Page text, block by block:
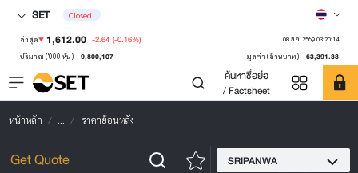
SET Closed
ล่าสุด 1,612.00 -2.64 (-0.16%) 08 ส.ค. 2569 03:20:14
ปริมาณ ('000 หุ้น) 9,800,107 มูลค่า (ล้านบาท) 63,391.38
ค้นหาชื่อย่อ
/ Factsheet
หน้าหลัก ... ราคาย้อนหลัง
SRIPANWA